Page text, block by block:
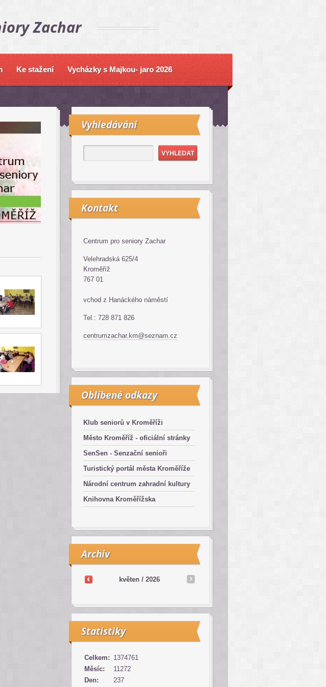
Zachar
Ke stažení Vycházky s Majkou- jaro 2026
Vyhledávání
Kontakt
Centrum pro seniory Zachar
Velehradská 625/4
Kroměříž
767 01
vchod z Hanáckého náměstí
Tel.: 728 871 826
centrumzachar.km@seznam.cz
Oblíbené odkazy
Klub seniorů v Kroměříži
Město Kroměříž - oficiální stránky
SenSen - Senzační senioři
Turistický portál města Kroměříže
Národní centrum zahradní kultury
Knihovna Kroměřížska
Archiv
květen / 2026
Statistiky
Celkem: 1374761
Měsíc:
11272
Den:
237